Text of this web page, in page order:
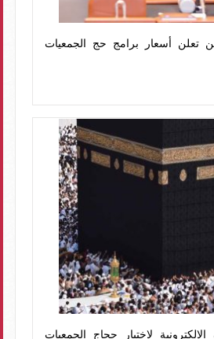
تعلن أسعار برامج حج الجمعيات
لاختيار حجاج الجمعيات